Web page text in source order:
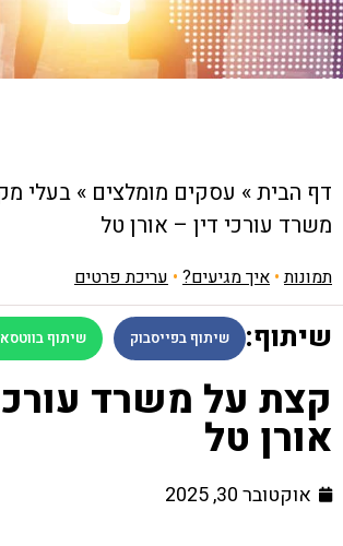
דף הבית» עסקים מומלצים » בעלי
משרד עורכי דין – אורן טל
תמונות• איך מגיעים? • עריכת פרטים
שיתוף: שיתוף בפייסבוק שיתוף
קצת על משרד
אורן טל
אוקטובר 30, 2025